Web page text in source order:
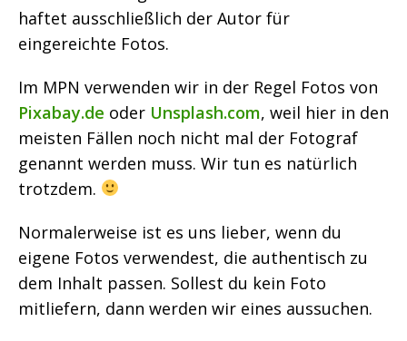
haftet ausschließlich der Autor für
eingereichte Fotos.
Im MPN verwenden wir in der Regel Fotos von
Pixabay.de oder Unsplash.com, weil hier in den
meisten Fällen noch nicht mal der Fotograf
genannt werden muss. Wir tun es natürlich
trotzdem.
Normalerweise ist es uns lieber, wenn du
eigene Fotos verwendest, die authentisch zu
dem Inhalt passen. Sollest du kein Foto
mitliefern, dann werden wir eines aussuchen.